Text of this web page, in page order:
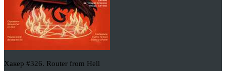
Хакер #326. Router from Hell